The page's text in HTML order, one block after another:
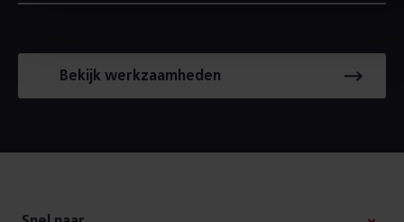
Bekijk werkzaamheden